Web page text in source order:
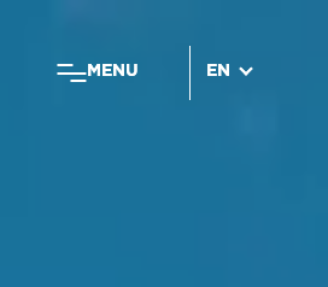
MENU EN
MENU EN